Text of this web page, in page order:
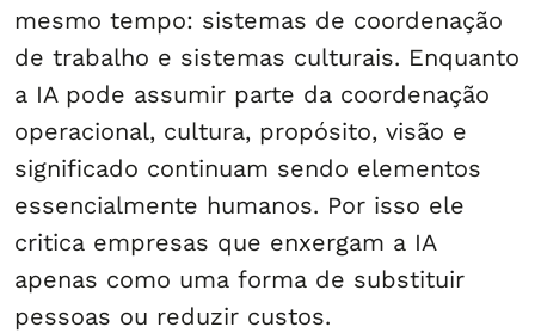
mesmo tempo: sistemas de coordenação
de trabalho e sistemas culturais. Enquanto
a IA pode assumir parte da coordenação
operacional, cultura, propósito, visão e
significado continuam sendo elementos
essencialmente humanos. Por isso ele
critica empresas que enxergam a IA
apenas como uma forma de substituir
pessoas ou reduzir custos.